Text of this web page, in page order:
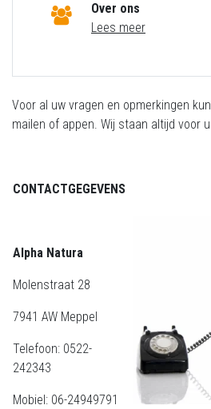
Over ons
Lees meer
Voor al uw vragen en opmerkingen
mailen of appen. Wij staan altijd voor
CONTACTGEGEVENS
Alpha Natura
Molenstraat 28
7941 AW Meppel
Telefoon: 0522-
242343
Mobiel: 06-24949791